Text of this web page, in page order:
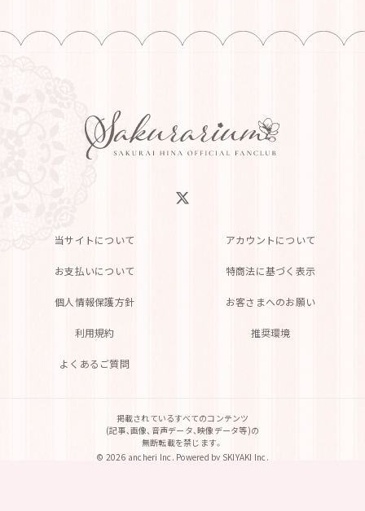
当サイトについて アカウントについて
お支払いについて 特商法に基づく表示
個人情報保護方針 お客さまへのお願い
利用規約 推奨環境
よくあるご質問
掲載されているすべてのコンテンツ
(記事、画像、音声データ、映像データ等)の
無断転載を禁じます。
© 2026 ancheri Inc. Powered by SKIYAKI Inc.